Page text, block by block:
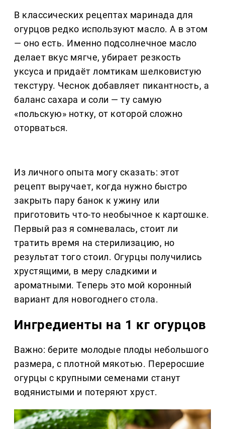
В классических рецептах маринада для
огурцов редко используют масло. А в этом
— оно есть. Именно подсолнечное масло
делает вкус мягче, убирает резкость
уксуса и придаёт ломтикам шелковистую
текстуру. Чеснок добавляет пикантность, а
баланс сахара и соли — ту самую
«польскую» нотку, от которой сложно
оторваться.
Из личного опыта могу сказать: этот
рецепт выручает, когда нужно быстро
закрыть пару банок к ужину или
приготовить что-то необычное к картошке.
Первый раз я сомневалась, стоит ли
тратить время на стерилизацию, но
результат того стоил. Огурцы получились
хрустящими, в меру сладкими и
ароматными. Теперь это мой коронный
вариант для новогоднего стола.
Ингредиенты на 1 кг огурцов
Важно: берите молодые плоды небольшого
размера, с плотной мякотью. Переросшие
огурцы с крупными семенами станут
водянистыми и потеряют хруст.